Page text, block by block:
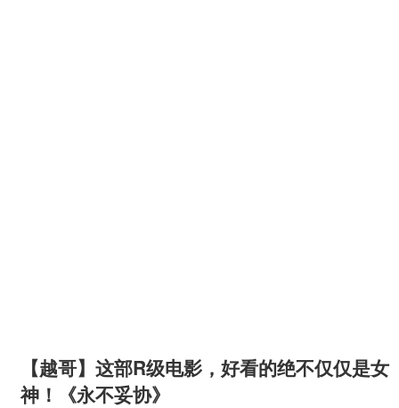
【越哥】这部R级电影，好看的绝不仅仅是女
神！《永不妥协》